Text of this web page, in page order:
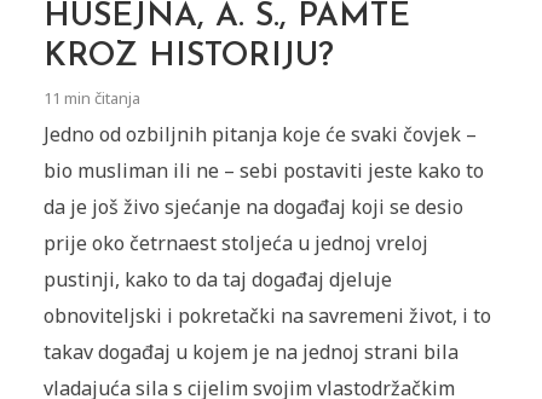
HUSEJNA, A. S., PAMTE
KROZ HISTORIJU?
11 min čitanja
Jedno od ozbiljnih pitanja koje će svaki čovjek –
bio musliman ili ne – sebi postaviti jeste kako to
da je još živo sjećanje na događaj koji se desio
prije oko četrnaest stoljeća u jednoj vreloj
pustinji, kako to da taj događaj djeluje
obnoviteljski i pokretački na savremeni život, i to
takav događaj u kojem je na jednoj strani bila
vladajuća sila s cijelim svojim vlastodržačkim